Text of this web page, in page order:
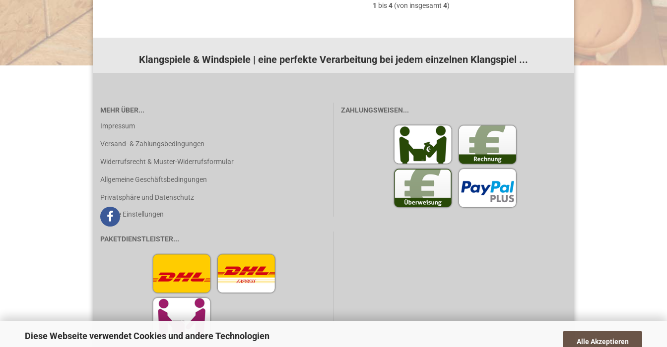
Diese Webseite verwendet Cookies und andere Technologien
Alle Akzeptieren
1 bis4 (von insgesamt4)
Klangspiele & Windspiele | eine perfekte Verarbeitung bei jedem einzelnen Klangspiel ...
MEHR ÜBER...
Impressum
Versand- & Zahlungsbedingungen
Widerrufsrecht & Muster-Widerrufsformular
Allgemeine Geschäftsbedingungen
Privatsphäre und Datenschutz
Cookie Einstellungen
ZAHLUNGSWEISEN...
PAKETDIENSTLEISTER...